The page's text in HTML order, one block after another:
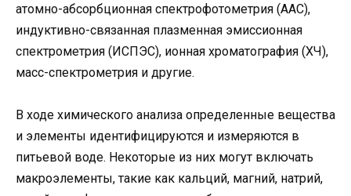
атомно-абсорбционная спектрофотометрия (ААС),
индуктивно-связанная плазменная эмиссионная
спектрометрия (ИСПЭС), ионная хроматография (ХЧ),
масс-спектрометрия и другие.
В ходе химического анализа определенные вещества
и элементы идентифицируются и измеряются в
питьевой воде. Некоторые из них могут включать
макроэлементы, такие как кальций, магний, натрий,